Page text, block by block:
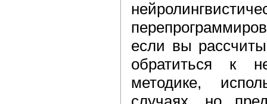
если вы
обратиться к
методике,